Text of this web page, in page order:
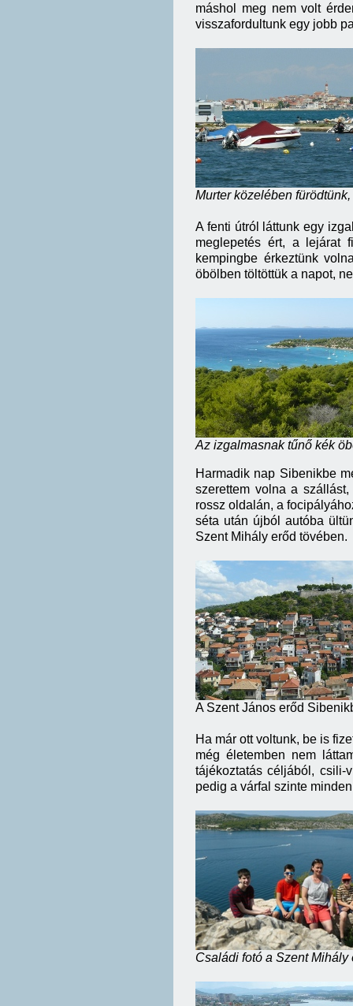
máshol meg nem volt
visszafordultunk egy jobb
Murter közelében
A fenti útról láttunk egy
meglepetés ért, a lejárat
kempingbe érkeztünk
öbölben töltöttük a napot,
Az izgalmasnak tűnő kék
Harmadik nap Sibenikbe
szerettem volna a
rossz oldalán, a
séta után újból autóba
Szent Mihály erőd tövében.
A Szent János erőd
Ha már ott voltunk, be is
még életemben nem
tájékoztatás céljából,
pedig a várfal szinte
Családi fotó a Szent Mihály